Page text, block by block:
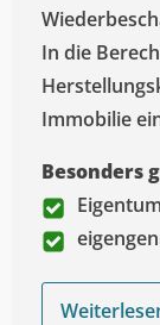
In die
Immobilie
Besonders